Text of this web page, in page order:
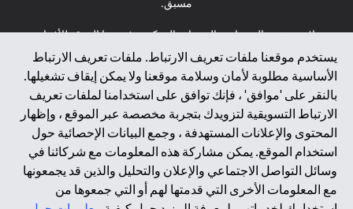
يستخدم موقعنا ملفات تعريف الارتباط. ملفات تعريف الارتباط
الأساسية مطلوبة لأمان وسلامة موقعنا ولا يمكن إيقاف تشغيلها.
بالنقر على 'موافق' ، فإنك توافق على استخدامنا لملفات تعريف
الارتباط التسويقية لتزويدك بتجربة مخصصة عبر الموقع ، وإظهار
المحتوى والإعلانات المستهدفة ، وجمع البيانات الإحصائية حول
استخدام الموقع. يمكن مشاركة هذه المعلومات مع شركائنا في
وسائل التواصل الاجتماعي والإعلان والتحليل والذين قد يجمعونها
مع المعلومات الأخرى التي قدمتها لهم أو التي جمعوها من
مسبق.
لا يتم تقديم المنتجات والخدمات المذكورة في هذا الموقع للأفراد
المقيمين في الاتحاد الأوروبي أو المنطقة الاقتصادية الأوروبية أو
سويسرا أو غيرنسي أو جيرسي أو موناكو أو سان مارينو أو
الفاتيكان أو جزيرة مان أو المملكة المتحدة أو خصوصية البيانات
(لائحة حماية البيانات العامة \ قانون حماية البيانات الشخصية
العامة \ قانون خصوصية نيوزيلندا). المحتوى الموجود في هذه
الصفحة ليس ولا ينبغي تفسيره على أنه عرض أو دعوة أو دعوة
لشراء أو بيع أي من المنتجات والخدمات المذكورة هنا لمثل هؤلاء
الأفراد.
*GDPR – اللائحة العامة لحماية البيانات؛ * LGPD – Lei Geral de